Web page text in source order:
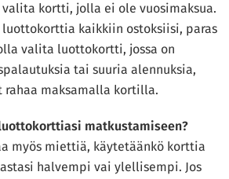
kortti, jolla ei ole vuosimaksua.
luottokorttia kaikkiin ostoksiisi, paras
valita luottokortti, jossa on
tai suuria alennuksia,
rahaa maksamalla kortilla.
matkustamiseen?
myös miettiä, käytetäänkö korttia
halvempi vai ylellisempi. Jos